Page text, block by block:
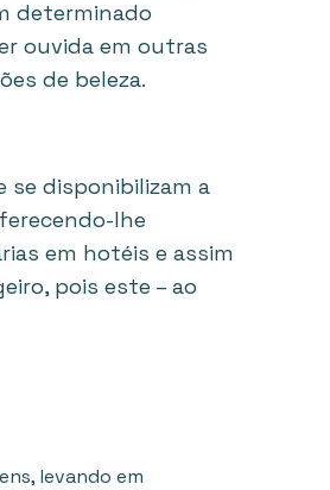
determinado
ouvida em outras
de beleza.
se disponibilizam a
lhe
em hotéis e assim
pois este – ao
levando em